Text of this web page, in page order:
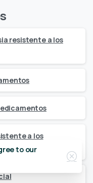
resistente a los
a los
to our
Close